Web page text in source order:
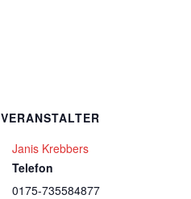
VERANSTALTER
Janis Krebbers
Telefon
0175-735584877